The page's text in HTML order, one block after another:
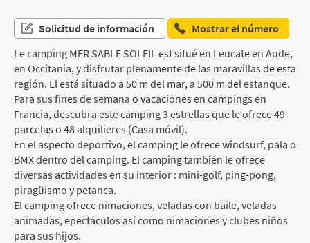
Solicitud de información
Mostrar el número
Le camping MER SABLE SOLEIL est situé en Leucate en Aude,
en Occitania, y disfrutar plenamente de las maravillas de esta
región. El está situado a 50 m del mar, a 500 m del estanque.
Para sus fines de semana o vacaciones en campings en
Francia, descubra este camping 3 estrellas que le ofrece 49
parcelas o 48 alquilieres (Casa móvil).
En el aspecto deportivo, el camping le ofrece windsurf, pala o
BMX dentro del camping. El camping también le ofrece
diversas actividades en su interior : mini-golf, ping-pong,
piragüismo y petanca.
El camping ofrece nimaciones, veladas con baile, veladas
animadas, epectáculos así como nimaciones y clubes niños
para sus hijos.